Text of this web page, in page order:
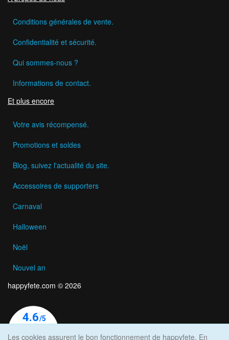
Conditions générales de vente.
Confidentialité et sécurité.
Qui sommes-nous ?
Informations de contact.
Et plus encore
Votre avis récompensé.
Promotions et soldes
Blog, suivez l'actualité du site.
Accessoires de supporters
Carnaval
Halloween
Noël
Nouvel an
happyfete.com © 2026
Les cookies assurent le bon fonctionnement de happyfete. En